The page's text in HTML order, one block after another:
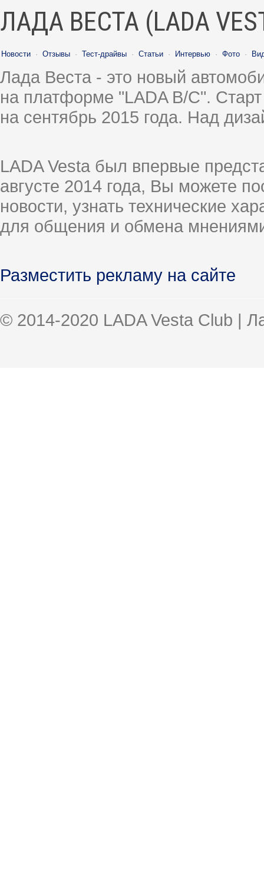
ЛАДА ВЕСТА (LADA
Новости · Отзывы · Тест-драйвы · Статьи · Интервью · Фото ·
Лада Веста - это новый
на платформе "LADA B/C".
на сентябрь 2015 года. Над
LADA Vesta был впервые
августе 2014 года, Вы можете
новости, узнать технические
для общения и обмена
Разместить рекламу на сайте
© 2014-2020 LADA Vesta Club |